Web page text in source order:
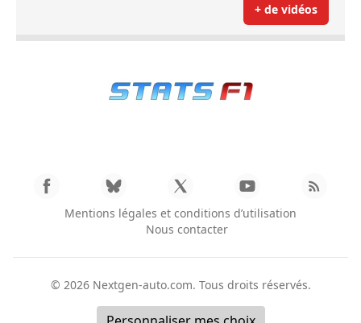
+ de vidéos
Mentions légales et conditions d’utilisation
Nous contacter
© 2026 Nextgen-auto.com. Tous droits réservés.